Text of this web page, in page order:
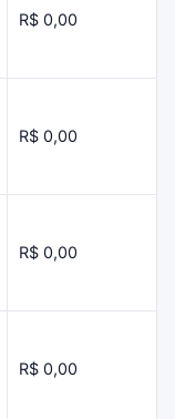
R$ 0,00
R$ 0,00
R$ 0,00
R$ 0,00